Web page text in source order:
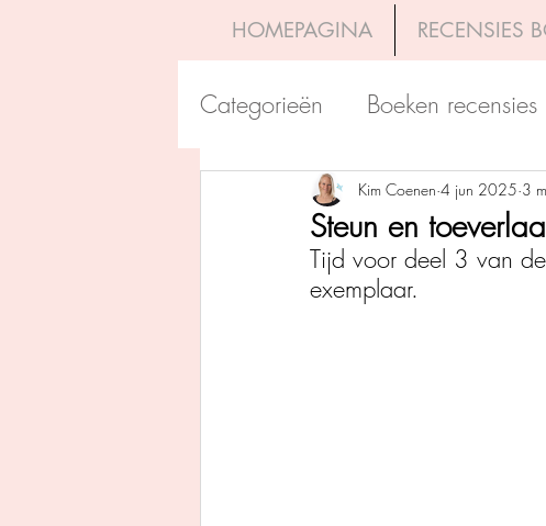
HOMEPAGINA RECENSIES
Categorieën Boeken recensies
Uitgeverij Pelckmans
Overamstel Uitgevers
Steun en
Kim Coenen 4 jun 2025 3
Tijd voor deel 3 van
exemplaar.